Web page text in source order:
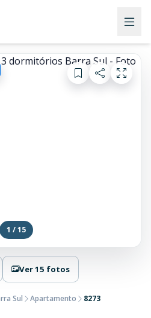
1 / 15
Ver 15 fotos
Sul Apartamento 8273